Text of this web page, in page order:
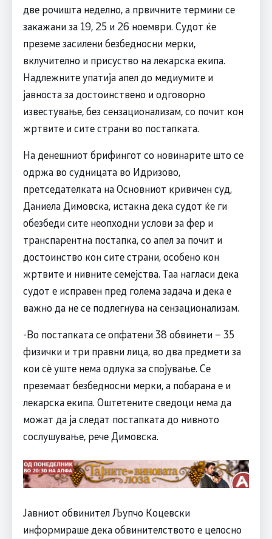
две рочишта неделно, а првичните термини се
закажани за 19, 25 и 26 ноември. Судот ќе
преземе засилени безбедносни мерки,
вклучително и присуство на лекарска екипа.
Надлежните упатија апел до медиумите и
јавноста за достоинствено и одговорно
известување, без сензационализам, со почит кон
жртвите и сите страни во постапката.
На денешниот брифингот со новинарите што се
одржа во судницата во Идризово,
претседателката на Основниот кривичен суд,
Даниела Димовска, истакна дека судот ќе ги
обезбеди сите неопходни услови за фер и
транспарентна постапка, со апел за почит и
достоинство кон сите страни, особено кон
жртвите и нивните семејства. Таа нагласи дека
судот е исправен пред голема задача и дека е
важно да не се подлегнува на сензационализам.
-Во постапката се опфатени 38 обвинети – 35
физички и три правни лица, во два предмети за
кои сè уште нема одлука за спојување. Се
преземаат безбедносни мерки, а побарана е и
лекарска екипа. Оштетените сведоци нема да
можат да ја следат постапката до нивното
сослушување, рече Димовска.
Јавниот обвинител Љупчо Коцевски
информираше дека обвинителството е целосно